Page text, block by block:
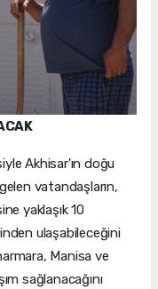
Akhisar'ın doğu
vatandaşların,
yaklaşık 10
ulaşabileceğini
Manisa ve
sağlanacağını